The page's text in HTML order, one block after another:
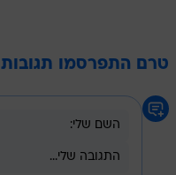
טרם התפרסמו תגובות